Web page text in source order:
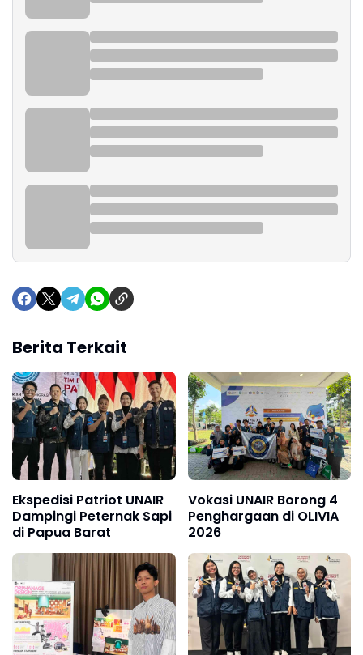
Berita Terkait
Ekspedisi Patriot UNAIR
Dampingi Peternak Sapi
di Papua Barat
Vokasi UNAIR Borong 4
Penghargaan di OLIVIA
2026